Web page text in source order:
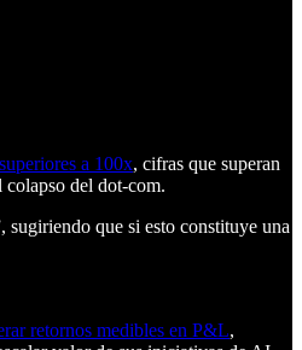
a 100x, cifras que superan
colapso del dot-com.
sugiriendo que si esto constituye una
retornos medibles en P&L,